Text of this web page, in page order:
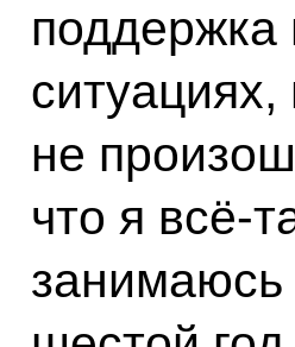
поддержка
не
что я
занимаюсь